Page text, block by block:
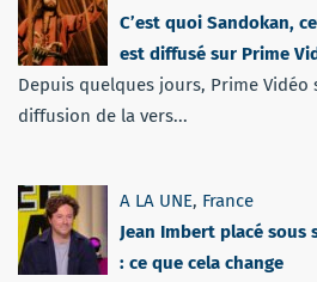
C’est quoi Sandokan,
est diffusé sur Prime
Depuis quelques jours, Prime Vidéo
diffusion de la vers...
A LA UNE, France
Jean Imbert placé
: ce que cela change